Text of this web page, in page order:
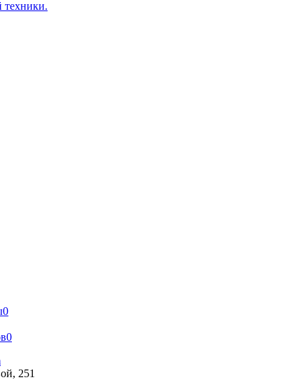
техники.
0
0
251